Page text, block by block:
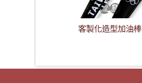
客製化造型加油棒